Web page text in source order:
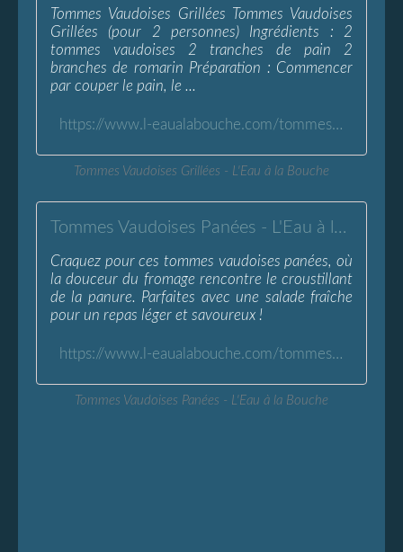
Tommes Vaudoises Grillées Tommes Vaudoises
Grillées (pour 2 personnes) Ingrédients : 2
tommes vaudoises 2 tranches de pain 2
branches de romarin Préparation : Commencer
par couper le pain, le ...
https://www.l-eaualabouche.com/tommes-vaudoises-grillees.html
Tommes Vaudoises Grillées - L'Eau à la Bouche
Tommes Vaudoises Panées - L'Eau à la Bouche
Craquez pour ces tommes vaudoises panées, où
la douceur du fromage rencontre le croustillant
de la panure. Parfaites avec une salade fraîche
pour un repas léger et savoureux !
https://www.l-eaualabouche.com/tommes-vaudoises-panees.html
Tommes Vaudoises Panées - L'Eau à la Bouche